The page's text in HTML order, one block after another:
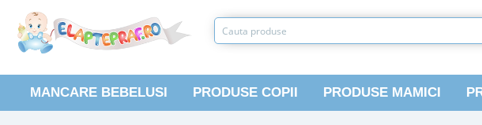
MANCARE BEBELUSI PRODUSE COPII PRODUSE MAMICI